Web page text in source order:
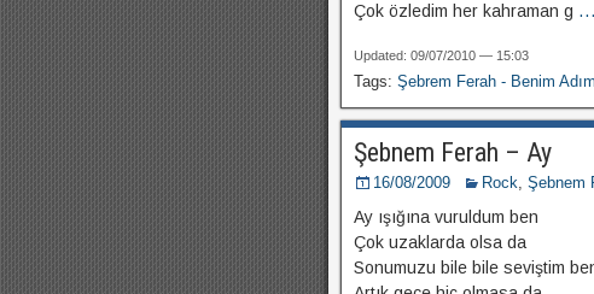
Çok özledim her kahraman g
Updated: 09/07/2010 — 15:03
Tags: Şebrem Ferah - Benim
Şebnem Ferah – Ay
16/08/2009 Rock, Şebnem
Ay ışığına vuruldum ben
Çok uzaklarda olsa da
Sonumuzu bile bile seviştim